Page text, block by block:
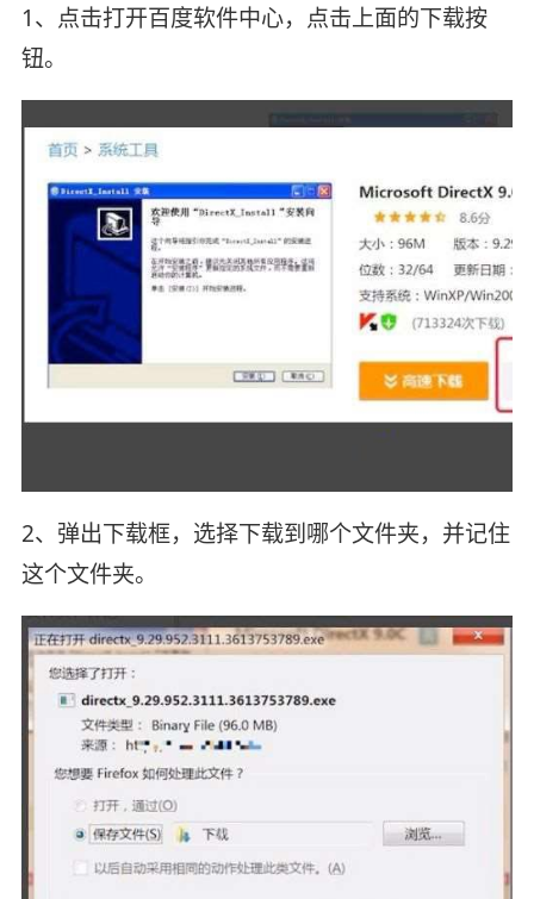
1、点击打开百度软件中心，点击上面的下载按
钮。
2、弹出下载框，选择下载到哪个文件夹，并记住
这个文件夹。